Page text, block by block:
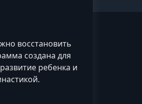
восстановить
создана для
ребенка и